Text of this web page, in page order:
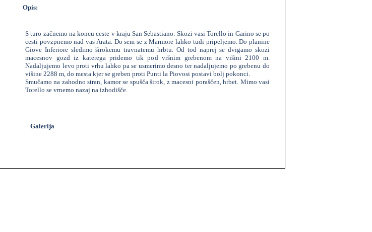
Opis:
S turo začnemo na koncu ceste v kraju San Sebastiano. Skozi vasi Torello in Garino se po
cesti povzpnemo nad vas Arata. Do sem se z Marmore lahko tudi pripeljemo. Do planine
Giove Inferiore sledimo širokemu travnatemu hrbtu. Od tod naprej se dvigamo skozi
macesnov gozd iz katerega pridemo tik pod vršnim grebenom na višini 2100 m.
Nadaljujemo levo proti vrhu lahko pa se usmerimo desno ter nadaljujemo po grebenu do
višine 2288 m, do mesta kjer se greben proti Punti la Piovosi postavi bolj pokonci.
Smučamo na zahodno stran, kamor se spušča širok, z macesni poraščen, hrbet. Mimo vasi
Torello se vrnemo nazaj na izhodišče.
Galerija